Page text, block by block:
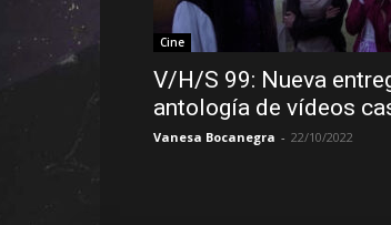
Cine
V/H/S 99: Nueva
antología de vídeos
Vanesa Bocanegra - 22/10/2022